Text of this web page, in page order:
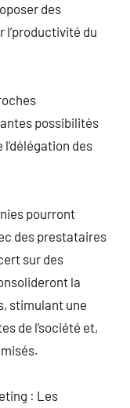
des
du
possibilités
des
pourront
des prestataires
sur des
la
stimulant une
de l’société et,
: Les